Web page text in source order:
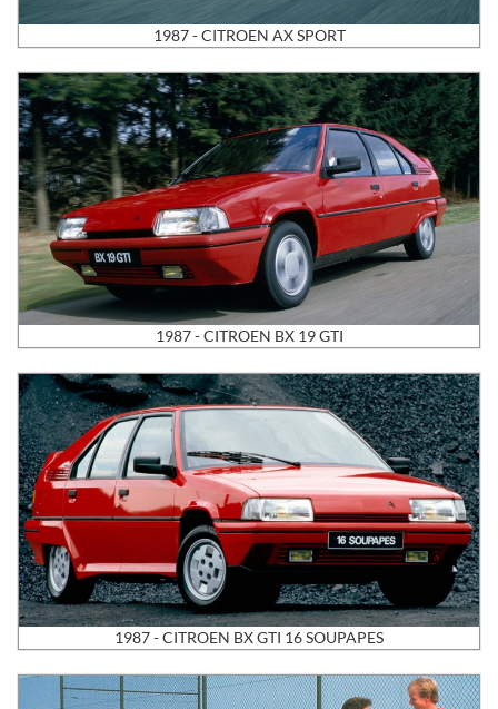
1987 - CITROEN AX SPORT
1987 - CITROEN BX 19 GTI
1987 - CITROEN BX GTI 16 SOUPAPES